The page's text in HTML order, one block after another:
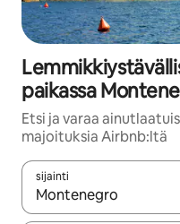
paikassa
Etsi ja varaa
majoituksia Airbnb:ltä
sijainti
Kun tulokset ovat